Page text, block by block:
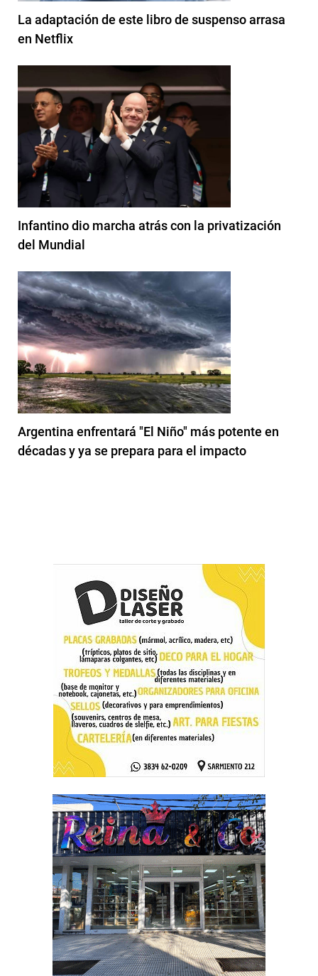
La adaptación de este libro de suspenso arrasa
en Netflix
Infantino dio marcha atrás con la privatización
del Mundial
Argentina enfrentará "El Niño" más potente en
décadas y ya se prepara para el impacto